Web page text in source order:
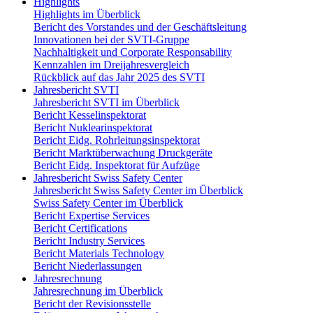
Highlights im Überblick
Bericht des Vorstandes und der Geschäftsleitung
Innovationen bei der SVTI-Gruppe
Nachhaltigkeit und Corporate Responsability
Kennzahlen im Dreijahresvergleich
Rückblick auf das Jahr 2025 des SVTI
Jahresbericht SVTI
Jahresbericht SVTI im Überblick
Bericht Kesselinspektorat
Bericht Nuklearinspektorat
Bericht Eidg. Rohrleitungsinspektorat
Bericht Marktüberwachung Druckgeräte
Bericht Eidg. Inspektorat für Aufzüge
Jahresbericht Swiss Safety Center
Jahresbericht Swiss Safety Center im Überblick
Swiss Safety Center im Überblick
Bericht Expertise Services
Bericht Certifications
Bericht Industry Services
Bericht Materials Technology
Bericht Niederlassungen
Jahresrechnung
Jahresrechnung im Überblick
Bericht der Revisionsstelle